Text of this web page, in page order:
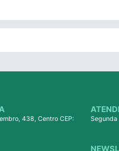
438, Centro CEP:
Segunda